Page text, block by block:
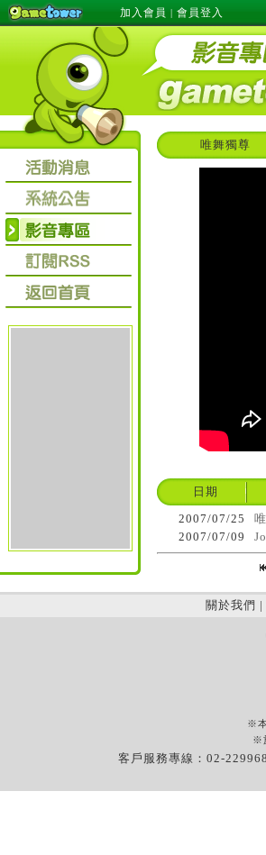
加入會員 | 會員登入
唯舞獨尊
日期
2007/07/25
2007/07/09
關於我們 |
※
※
客戶服務專線：02-